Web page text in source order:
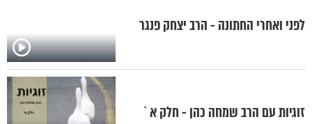
לפני ואחרי החתונה - הרב יצחק פנגר
זוגיות עם הרב שמחה כהן - חלק א`